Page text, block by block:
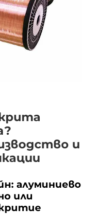
и
алуминиево
или